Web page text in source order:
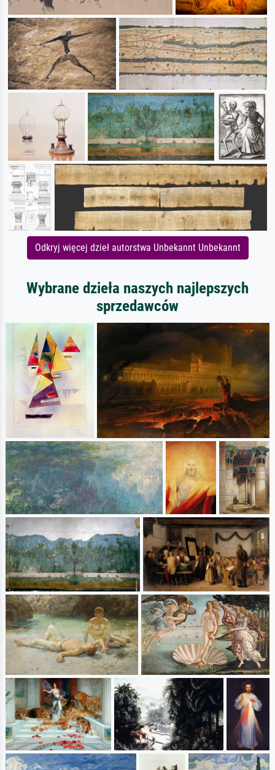
Odkryj więcej dzieł autorstwa Unbekannt Unbekannt
Wybrane dzieła naszych najlepszych
sprzedawców